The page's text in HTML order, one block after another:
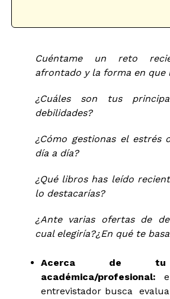
b
g
P
o
t
c
s
o
c
Cuéntame un reto
afrontado y la forma en que
¿Cuáles son tus
debilidades?
¿Cómo gestionas el
día a día?
¿Qué libros has leído
lo destacarías?
¿Ante varias ofertas de
cual elegiría?¿En qué te
Acerca de tu
académica/profesional:
entrevistador busca